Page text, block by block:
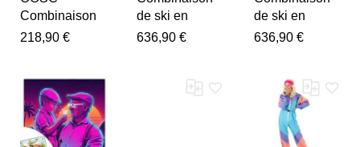
Combinaison
de ski - Del
pour Femme -
Taille XS -
Violet
218,90 €
de ski en
PrimaLoft® -
Jumpsuit
636,90 €
de ski en
PrimaLoft® -
Jumpsuit
Black pour
Femme en
Softshell -
636,90 €